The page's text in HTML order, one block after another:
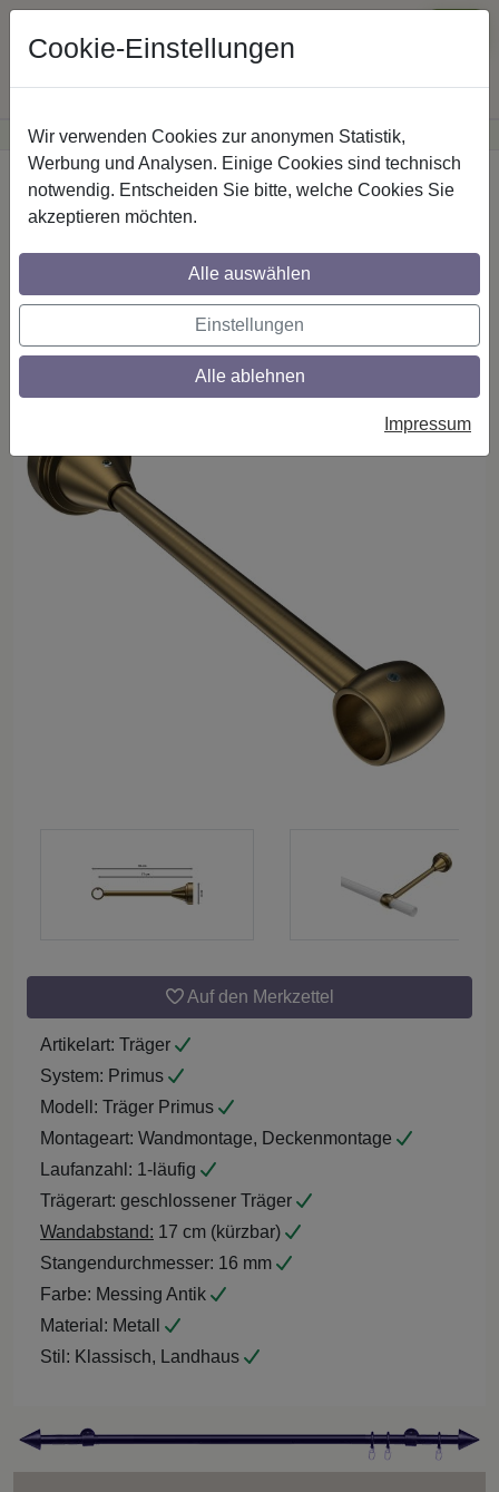
Günstige Versandkosteninnerhalb Österreichs· Sichere Zahlung
Startseite
Gardinenstangen
Gardinenstangen-Zubehör
Träger Primus aus Metall in Messing
Antik, 1-läufig 17 cm für Gardinenstangen
16 mm Ø
Auf den Merkzettel
Artikelart: Träger
System: Primus
Modell: Träger Primus
Montageart: Wandmontage, Deckenmontage
Laufanzahl: 1-läufig
Trägerart: geschlossener Träger
Wandabstand: 17 cm (kürzbar)
Stangendurchmesser: 16 mm
Farbe: Messing Antik
Material: Metall
Stil: Klassisch, Landhaus
Cookie-Einstellungen
Wir verwenden Cookies zur anonymen Statistik,
Werbung und Analysen. Einige Cookies sind technisch
notwendig. Entscheiden Sie bitte, welche Cookies Sie
akzeptieren möchten.
Alle auswählen
Einstellungen
Alle ablehnen
Impressum